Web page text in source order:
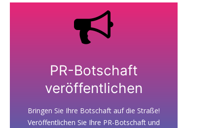
PR-Botschaft
veröffentlichen
Bringen Sie Ihre Botschaft auf die Straße!
Veröffentlichen Sie Ihre PR-Botschaft und